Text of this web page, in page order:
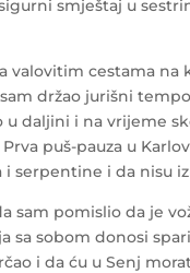
smještaj u
valovitim cestama
držao jurišni
u daljini i na vrijeme
puš-pauza u
i serpentine i da nisu
sam pomislio da je
sa sobom donosi
i da ću u Senj